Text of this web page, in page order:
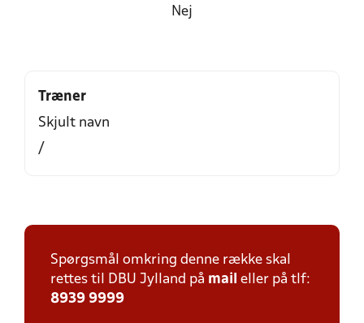
Nej
Træner
Skjult navn
/
Spørgsmål omkring denne række skal
rettes til DBU Jylland på mail eller på tlf:
8939 9999